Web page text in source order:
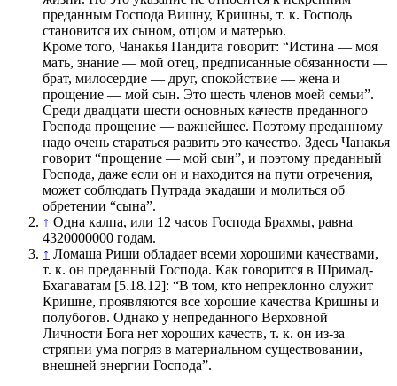
преданным Господа Вишну, Кришны, т. к. Господь
становится их сыном, отцом и матерью.
Кроме того, Чанакья Пандита говорит: “Истина — моя
мать, знание — мой отец, предписанные обязанности —
брат, милосердие — друг, спокойствие — жена и
прощение — мой сын. Это шесть членов моей семьи”.
Среди двадцати шести основных качеств преданного
Господа прощение — важнейшее. Поэтому преданному
надо очень стараться развить это качество. Здесь Чанакья
говорит “прощение — мой сын”, и поэтому преданный
Господа, даже если он и находится на пути отречения,
может соблюдать Путрада экадаши и молиться об
обретении “сына”.
↑ Одна калпа, или 12 часов Господа Брахмы, равна
4320000000 годам.
↑ Ломаша Риши обладает всеми хорошими качествами,
т. к. он преданный Господа. Как говорится в Шримад-
Бхагаватам [5.18.12]: “В том, кто непреклонно служит
Кришне, проявляются все хорошие качества Кришны и
полубогов. Однако у непреданного Верховной
Личности Бога нет хороших качеств, т. к. он из-за
стряпни ума погряз в материальном существовании,
внешней энергии Господа”.